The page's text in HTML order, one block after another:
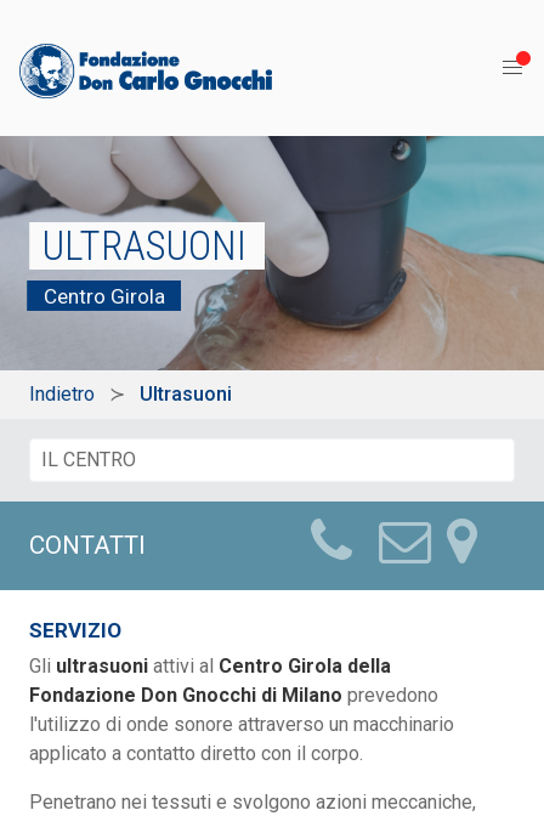
ULTRASUONI
Centro Girola
Indietro Ultrasuoni
CONTATTI
SERVIZIO
Gli ultrasuoni attivi al Centro Girola della
Fondazione Don Gnocchi di Milano prevedono
l'utilizzo di onde sonore attraverso un macchinario
applicato a contatto diretto con il corpo.
Penetrano nei tessuti e svolgono azioni meccaniche,